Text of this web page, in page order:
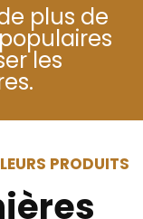
plus de
les
PRODUITS